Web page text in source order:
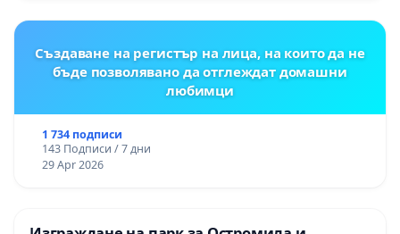
Създаване на регистър на лица, на които да не
бъде позволявано да отглеждат домашни
любимци
1 734 подписи
143 Подписи / 7 дни
29 Apr 2026